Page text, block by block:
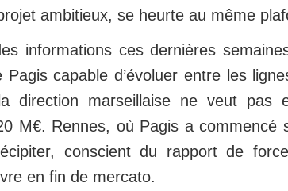
ambitieux, se heurte au même
informations ces dernières
capable d’évoluer entre les
direction marseillaise ne veut pas
M€. Rennes, où Pagis a commencé
conscient du rapport de
en fin de mercato.